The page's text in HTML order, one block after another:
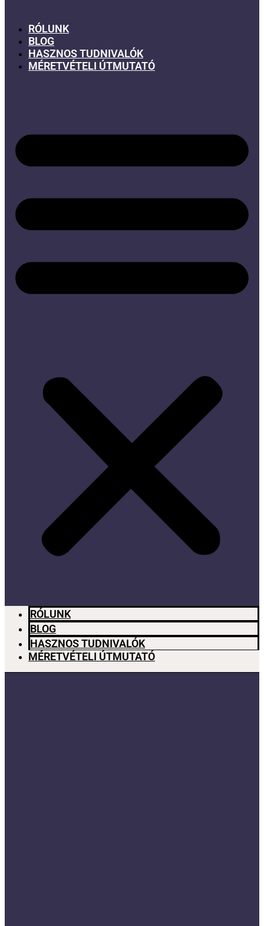
RÓLUNK
BLOG
HASZNOS TUDNIVALÓK
MÉRETVÉTELI ÚTMUTATÓ
RÓLUNK
BLOG
HASZNOS TUDNIVALÓK
MÉRETVÉTELI ÚTMUTATÓ